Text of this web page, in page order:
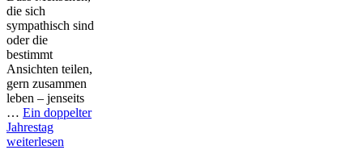
die sich
sympathisch sind
oder die
bestimmt
Ansichten teilen,
gern zusammen
leben – jenseits
… Ein doppelter
Jahrestag
weiterlesen